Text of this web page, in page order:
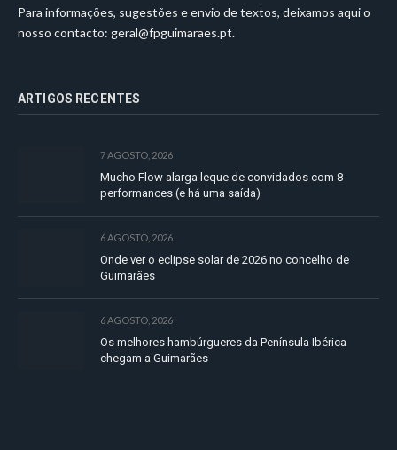
Para informações, sugestões e envio de textos, deixamos aqui o
nosso contacto: geral@fpguimaraes.pt.
ARTIGOS RECENTES
7 AGOSTO, 2026
Mucho Flow alarga leque de convidados com 8
performances (e há uma saída)
6 AGOSTO, 2026
Onde ver o eclipse solar de 2026 no concelho de
Guimarães
6 AGOSTO, 2026
Os melhores hambúrgueres da Península Ibérica
chegam a Guimarães